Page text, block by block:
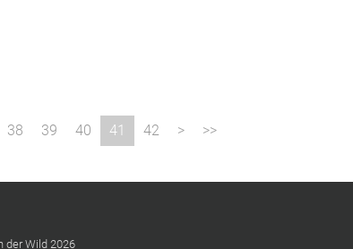
38 39 40 41 42
der Wild 2026